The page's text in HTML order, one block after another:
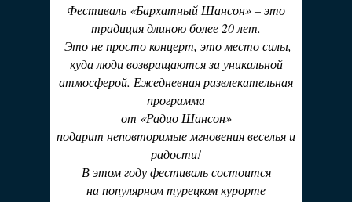
Фестиваль «Бархатный Шансон» – это
традиция длиною более 20 лет.
Это не просто концерт, это место силы,
куда люди возвращаются за уникальной
атмосферой. Ежедневная развлекательная
программа
от «Радио Шансон»
подарит неповторимые мгновения веселья и
радости!
В этом году фестиваль состоится
на популярном турецком курорте